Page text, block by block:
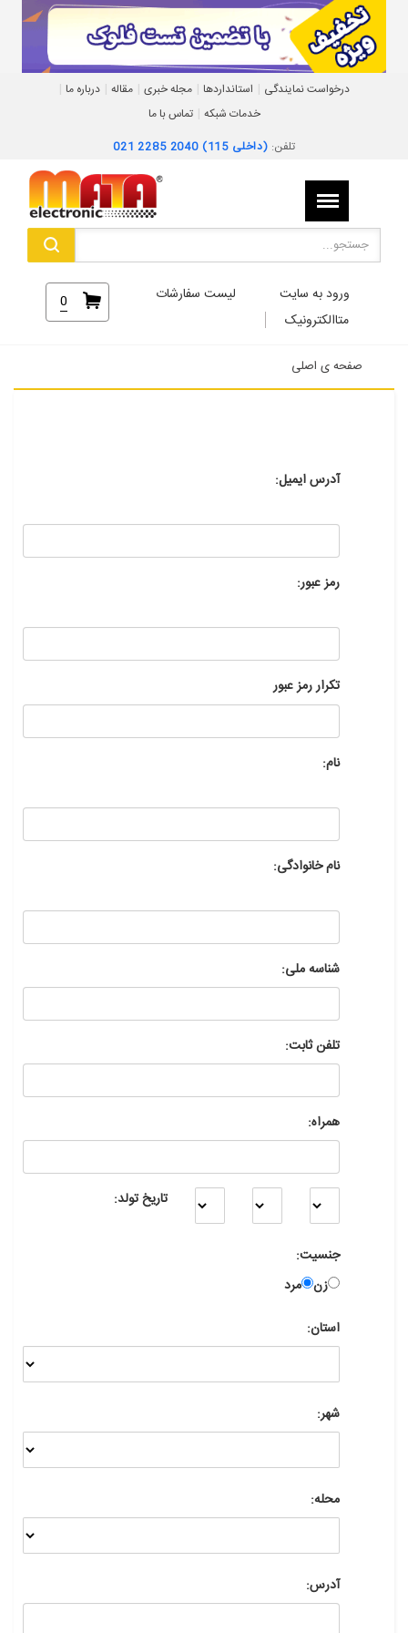
درخواست نمایندگی | استانداردها | مجله خبری | مقاله | درباره ما |
خدمات شبکه | تماس با ما
تلفن: 021 2285 2040 (داخلی 115)
ورود به سایت
متاالکترونیک
لیست سفارشات 0
صفحه ی اصلی
آدرس ایمیل:
رمز عبور:
تکرار رمز عبور
نام:
نام خانوادگی:
شناسه ملی:
تلفن ثابت:
همراه:
تاریخ تولد:
جنسیت:
زن مرد
استان:
شهر:
محله:
آدرس: